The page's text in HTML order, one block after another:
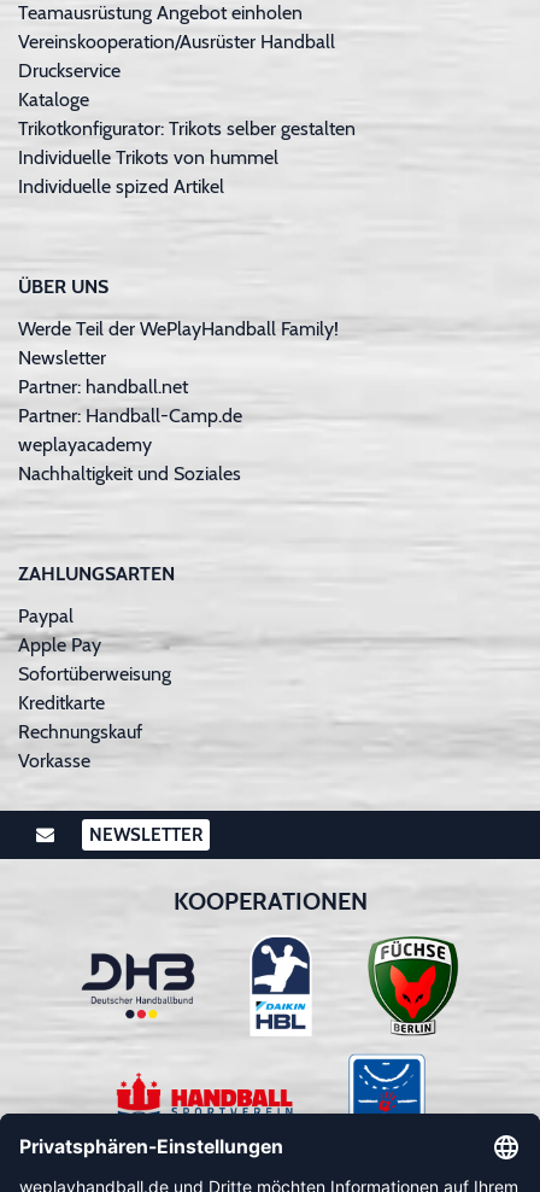
Teamausrüstung Angebot einholen
Vereinskooperation/Ausrüster Handball
Druckservice
Kataloge
Trikotkonfigurator: Trikots selber gestalten
Individuelle Trikots von hummel
Individuelle spized Artikel
ÜBER UNS
Werde Teil der WePlayHandball Family!
Newsletter
Partner: handball.net
Partner: Handball-Camp.de
weplayacademy
Nachhaltigkeit und Soziales
ZAHLUNGSARTEN
Paypal
Apple Pay
Sofortüberweisung
Kreditkarte
Rechnungskauf
Vorkasse
NEWSLETTER
KOOPERATIONEN